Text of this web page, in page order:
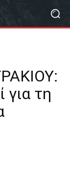
για τη